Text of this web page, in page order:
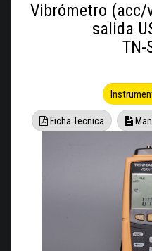
Vibrómetro (acc/
salida
TN-
Ficha Tecnica